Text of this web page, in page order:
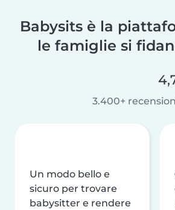
Babysits è la
le famiglie si
3.400+
Un modo bello e
sicuro per trovare
babysitter e rendere